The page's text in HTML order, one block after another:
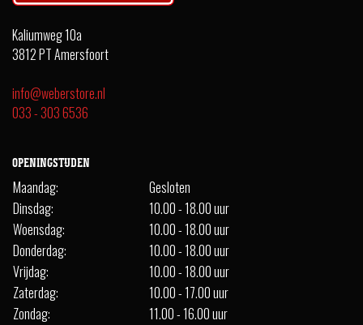
Kaliumweg 10a
3812 PT Amersfoort
info@weberstore.nl
033 - 303 6536
OPENINGSTIJDEN
Maandag:
Gesloten
Dinsdag:
10.00 - 18.00 uur
Woensdag:
10.00 - 18.00 uur
Donderdag:
10.00 - 18.00 uur
Vrijdag:
10.00 - 18.00 uur
Zaterdag:
10.00 - 17.00 uur
Zondag:
11.00 - 16.00 uur